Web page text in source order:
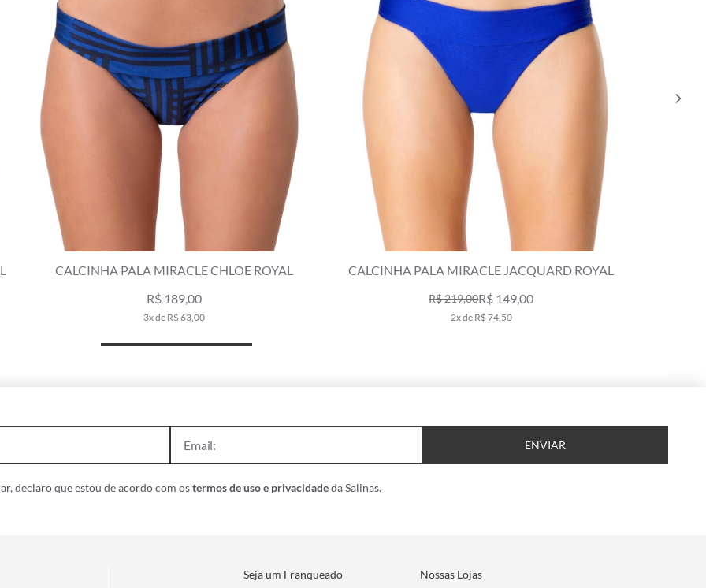
PALA MIRACLE CHLOE ROYAL
CALCINHA PALA MIRACLE JACQUARD ROYAL
R$ 149,00
CALCINHA PALA
ENVIAR
declaro que estou de acordo com ostermos de uso e privacidadeda Salinas.
Seja um Franqueado Nossas Lojas